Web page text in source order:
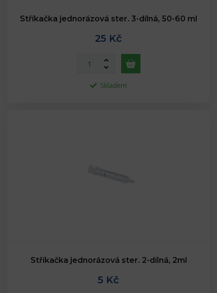
Stříkačka jednorázová ster. 3-dílná, 50-60 ml
25 Kč
Skladem
Stříkačka jednorázová ster. 2-dílná, 2ml
5 Kč